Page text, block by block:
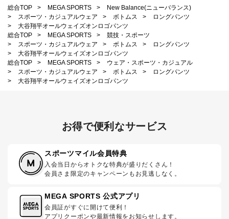
総合TOP > MEGA SPORTS >
New Balance(ニューバランス)
>
スポーツ・カジュアルウェア > ボトムス >
ロングパンツ
>
大谷翔平オールウェイズオンロゴパンツ
総合TOP
> MEGA SPORTS >
競技・スポーツ
>
スポーツ・カジュアルウェア > ボトムス >
ロングパンツ
>
大谷翔平オールウェイズオンロゴパンツ
総合TOP
> MEGA SPORTS >
ウェア・スポーツ・カジュアル
>
スポーツ・カジュアルウェア > ボトムス >
ロングパンツ
>
大谷翔平オールウェイズオンロゴパンツ
お得で便利なサービス
スポーツマイル会員特典
入会当日からオトクな特典が盛りだくさん！
会員さま限定のキャンペーンもお見逃しなく。
MEGA SPORTS 公式アプリ
会員証がすぐに開けて便利！
アプリクーポンや最新情報をお知らせします。